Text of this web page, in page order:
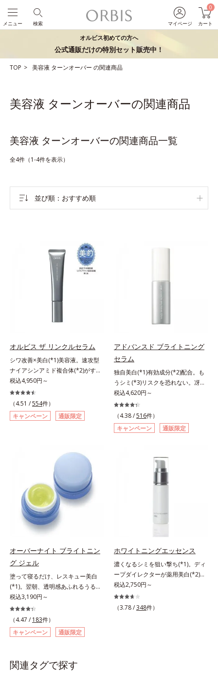
マイページ
0
カート
検索
メニュー
オルビス初めての方へ
公式通販だけの特別セット販売中！
TOP 美容液 ターンオーバー の関連商品
美容液 ターンオーバーの関連商品
美容液 ターンオーバーの関連商品一覧
全4件（1-4件を表示）
並び順 おすすめ順
オルビス ザ リンクルセラム
シワ改善×美白(*1)美容液。速攻型
ナイアシンアミド複合体(*2)がすば
やく浸透(*3)。ピンと、パッと。大
人の肌にハリ感を。シワ改善×美白
(*1)美容液。ポーラ化成 研究所の独
自研究で見出した、速攻型ナイアシ
ンアミド複合体(*2)と浸透サポート
透スピードがアップ(*5)し、浸透し
にくい大人肌の深く(*3)まで素早く
届けます。真皮のコラーゲン産生を
促進し、年齢とともに刻まれる深い
悩みのシワを改善しながら、過剰な
メラニン生成を防ぎ未来のシミ・ソ
バカスを予防します。さらに独自研
究に基づいた浸透型ハリ保湿成分
(*6)で大人肌にハリ感をプラス。す
で、"顔全体にご使用いただける設
計"。見えているシワはもちろん、
自分では気づきにくい死角のシワの
改善にも効果を発揮します。*1 メ
ラニンの生成を抑え、シミ・ソバカ
スを防ぐ*2 ナイアシンアミド（有
効成分）、水添大豆リン脂質、フィ
トステロール、水（基剤）、
BG（保湿）*3 角層まで*4 K石けん
角層の範囲内における自社従来品処
税込4,950円～
（4.51 /554件）
キャンペーン
通販限定
アドバンスド ブライトニング
セラム
独自美白(*1)有効成分(*2)配合。も
うシミ(*3)リスクを恐れない。冴え
わたる透明美肌(*4)へ。先端肌科学
が導く、透明感あふれる輝き(*4)
へ。今の自分の肌も未来の肌もあき
らめない、自分史上最高の冴えわた
る透明美肌(*4)を目指すには、美肌
が大切だと考えました。そこで、ポ
ーラ・オルビスグループ独自の美白
(*1)有効成分「m-ピクセノール（デ
ニンの塊”を居座らせない(*1)、粉砕
と排出サポート(*5)の2ステップで
メラニンの蓄積を抑え、シミ・ソバ
カスを防ぎます。さらに、「アルテ
アネスレ(*6)」を配合し、うるおい
に満ちた自分本来の澄み渡るような
透明感を目指します。手に取った
時、なじませた時、後肌、と3段階
に変化するテクスチャーは、肌にす
ばやくなじみ、毎日の美白ケアを楽
税込4,620円～
（4.38 /516件）
キャンペーン
通販限定
オーバーナイト ブライトニン
グ ジェル
塗って寝るだけ、レスキュー美白
(*1)。翌朝、透明感あふれるうるぷ
る肌を叶える、お守り涼感ジェルパ
ック。紫外線を浴びた日の夜は、ひ
んやり気持ちいいジェルでお肌をレ
スキュー！ メラニンの産生指令が
活発になる夜の肌環境に着目して、
ックです。ぷるぷるジェルを肌にの
税込3,190円～
（4.47 / 183件）
キャンペーン
通販限定
ホワイトニングエッセンス
濃くなるシミを狙い撃ち(*1)。ディ
ープダイレクターが薬用美白(*2)成
分を、肌の奥深く(*3)まで効かせる
美容液。しつこいシミの原因“詰ま
りメラニン(*1)”の生成を抑え、透明
税込2,750円～
（3.78 /348件）
関連タグで探す